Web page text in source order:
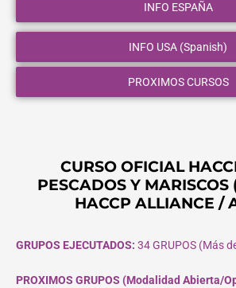
INFO ESPAÑA
INFO USA (Spanish)
PROXIMOS CURSOS
CURSO OFICIAL
PESCADOS Y MARISCOS
HACCP ALLIANCE /
GRUPOS EJECUTADOS: 34 GRUPOS (Más
PROXIMOS GRUPOS (Modalidad Abierta/